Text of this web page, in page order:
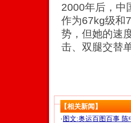
2000年后，中
作为67kg级和
势，但她的速
击、双腿交替
【相关新闻】
·图文:奥运百图百事